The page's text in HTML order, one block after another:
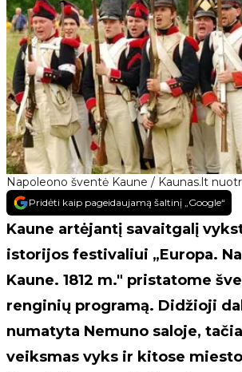
Napoleono šventė Kaune / Kaunas.lt
Pridėti kaip pageidaujamą šaltinį „Google“
Kaune artėjantį savaitgalį
istorijos festivaliui „Europa.
Kaune. 1812 m." pristatome
renginių programą. Didžioji
numatyta Nemuno saloje,
veiksmas vyks ir kitose